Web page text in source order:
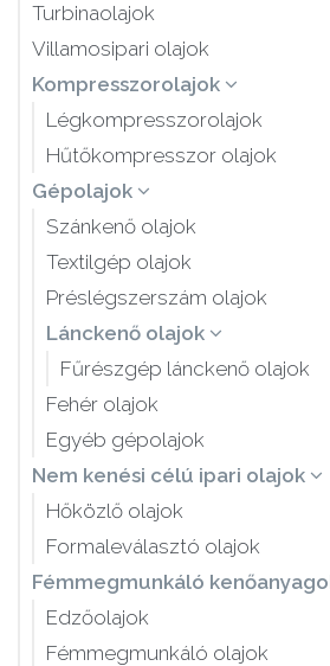
Turbinaolajok
Villamosipari olajok
Kompresszorolajok
Légkompresszorolajok
Hűtőkompresszor olajok
Gépolajok
Szánkenő olajok
Textilgép olajok
Préslégszerszám olajok
Lánckenő olajok
Fűrészgép lánckenő olajok
Fehér olajok
Egyéb gépolajok
Nem kenési célú ipari olajok
Hőközlő olajok
Formaleválasztó olajok
Fémmegmunkáló
Edzőolajok
Fémmegmunkáló olajok